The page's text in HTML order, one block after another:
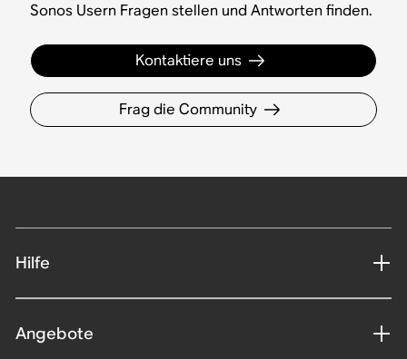
Sonos Usern Fragen stellen und Antworten finden.
Kontaktiere uns
Frag die Community
Hilfe
Angebote